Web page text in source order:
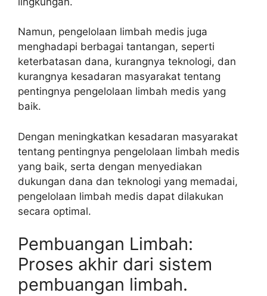
Namun, pengelolaan limbah medis juga
menghadapi berbagai tantangan, seperti
keterbatasan dana, kurangnya teknologi, dan
kurangnya kesadaran masyarakat tentang
pentingnya pengelolaan limbah medis yang
baik.
Dengan meningkatkan kesadaran masyarakat
tentang pentingnya pengelolaan limbah medis
yang baik, serta dengan menyediakan
dukungan dana dan teknologi yang memadai,
pengelolaan limbah medis dapat dilakukan
secara optimal.
Pembuangan Limbah:
Proses akhir dari sistem
pembuangan limbah.